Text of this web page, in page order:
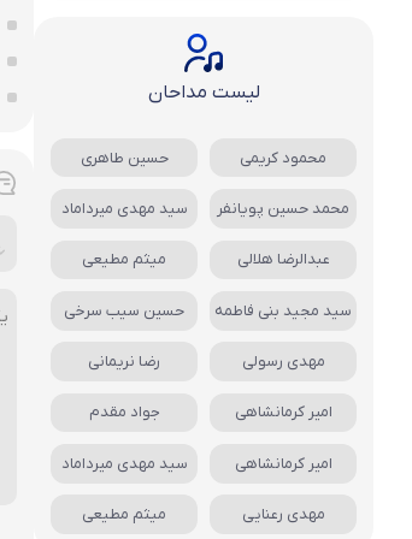
لیست مداحان
محمود کریمی حسین طاهری
محمد حسین پویانفر سید مهدی میرداماد
عبدالرضا هلالی میثم مطیعی
سید مجید بنی فاطمه حسین سیب سرخی
مهدی رسولی رضا نریمانی
امیر کرمانشاهی جواد مقدم
امیر کرمانشاهی سید مهدی میرداماد
مهدی رعنایی میثم مطیعی